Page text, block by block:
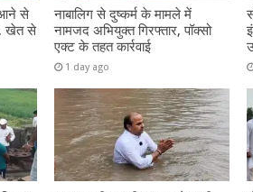
आने से
खेत से
नाबालिग से दुष्कर्म के मामले में
नामजद अभियुक्त गिरफ्तार, पॉक्सो
एक्ट के तहत कार्रवाई
1 day ago